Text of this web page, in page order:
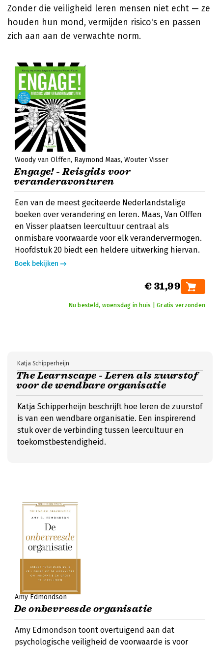
Zonder die veiligheid leren mensen niet echt — ze
houden hun mond, vermijden risico's en passen
zich aan aan de verwachte norm.
Woody van Olffen Raymond Maas Wouter Visser
Engage! - Reisgids voor
veranderavonturen
Een van de meest geciteerde Nederlandstalige
boeken over verandering en leren. Maas, Van Olffen
en Visser plaatsen leercultuur centraal als
onmisbare voorwaarde voor elk verandervermogen.
Hoofdstuk 20 biedt een heldere uitwerking hiervan.
Boek bekijken
€ 31,99
Nu besteld, woensdag in huis | Gratis verzonden
The Learnscape - Leren als zuurstof
voor de wendbare organisatie
Katja Schipperheijn
Katja Schipperheijn beschrijft hoe leren de zuurstof
is van een wendbare organisatie. Een inspirerend
stuk over de verbinding tussen leercultuur en
toekomstbestendigheid.
Amy Edmondson
De onbevreesde organisatie
Amy Edmondson toont overtuigend aan dat
psychologische veiligheid de voorwaarde is voor